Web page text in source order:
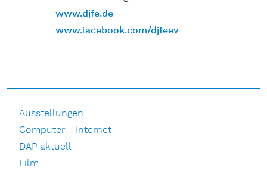
www.djfe.de
www.facebook.com/djfeev
Ausstellungen
Computer - Internet
DAP aktuell
Film